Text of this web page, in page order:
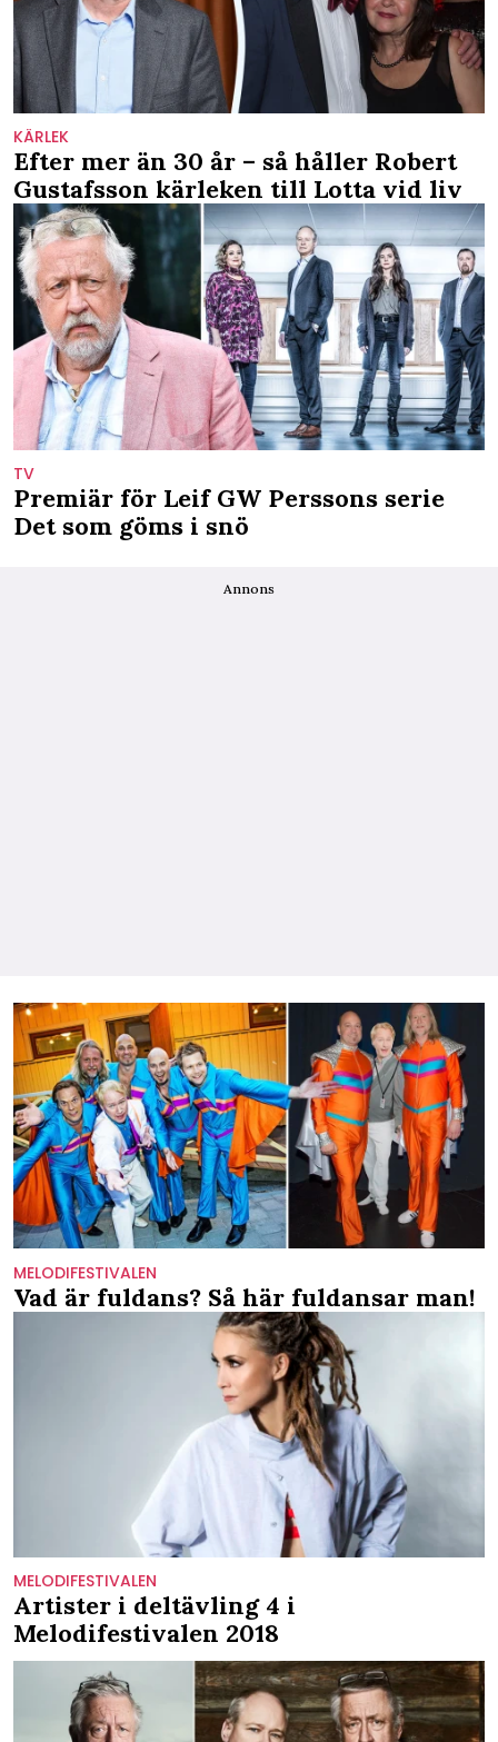
KÄRLEK
Efter mer än 30 år – så håller Robert
Gustafsson kärleken till Lotta vid liv
TV
Premiär för Leif GW Perssons serie
Det som göms i snö
Annons
MELODIFESTIVALEN
Vad är fuldans? Så här fuldansar man!
MELODIFESTIVALEN
Artister i deltävling 4 i
Melodifestivalen 2018